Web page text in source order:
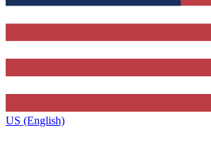
US (English)